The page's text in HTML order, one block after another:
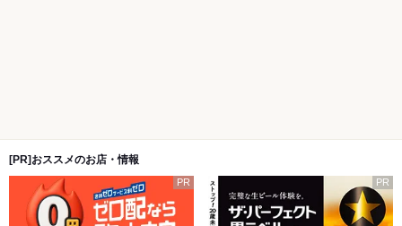
[PR]おススメのお店・情報
PR PR